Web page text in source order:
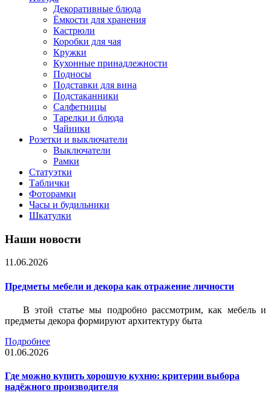
Декоративные блюда
Ёмкости для хранения
Кастрюли
Коробки для чая
Кружки
Кухонные принадлежности
Подносы
Подставки для вина
Подстаканники
Салфетницы
Тарелки и блюда
Чайники
Розетки и выключатели
Выключатели
Рамки
Статуэтки
Таблички
Фоторамки
Часы и будильники
Шкатулки
Наши новости
11.06.2026
Предметы мебели и декора как отражение личности
В этой статье мы подробно рассмотрим, как мебель и
предметы декора формируют архитектуру быта
Подробнее
01.06.2026
Где можно купить хорошую кухню: критерии выбора
надёжного производителя